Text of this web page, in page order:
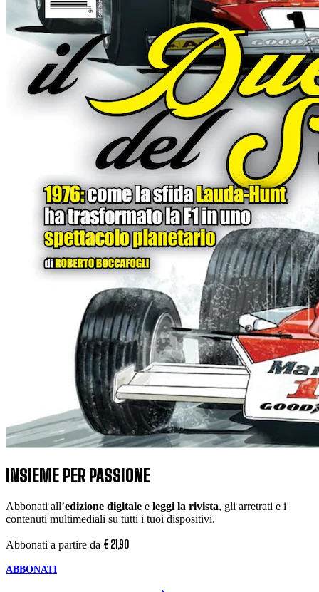
INSIEME PER PASSIONE
Abbonati all’edizione digitale e leggi la rivista, gli arretrati e i
contenuti multimediali su tutti i tuoi dispositivi.
Abbonati a partire da € 21,90
ABBONATI